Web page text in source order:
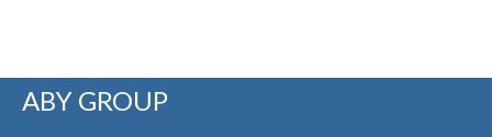
de primaria lo harán el viernes 4 de septiembre. El servicio de
permanencias comenzará el 4 de septiembre de 8:00 a 9:00 y
ABY GROUP